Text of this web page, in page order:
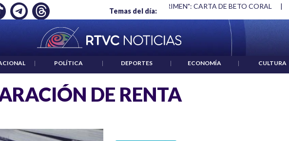
Temas del día:
EMPLEO: JP MORGAN "HABLAR NO ES UN CRIMEN": CARTA DE BETO CORAL |
| POLÍTICA | DEPORTES | ECONOMÍA | CULTURA
DE RENTA